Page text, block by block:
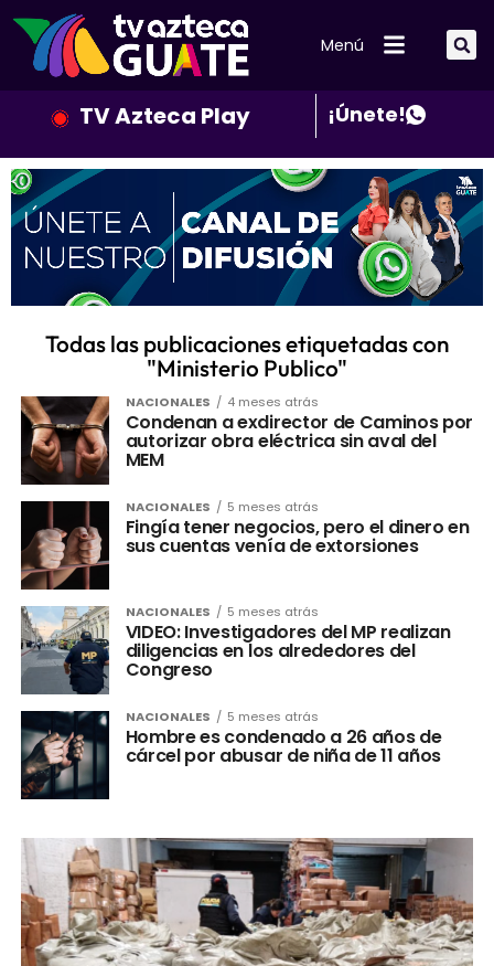
Menú
TV Azteca Play ¡Únete!
Todas las publicaciones etiquetadas con
"Ministerio Publico"
NACIONALES 4 meses atrás
Condenan a exdirector de Caminos por
autorizar obra eléctrica sin aval del
MEM
NACIONALES 5 meses atrás
Fingía tener negocios, pero el dinero en
sus cuentas venía de extorsiones
NACIONALES 5 meses atrás
VIDEO: Investigadores del MP realizan
diligencias en los alrededores del
Congreso
NACIONALES 5 meses atrás
Hombre es condenado a 26 años de
cárcel por abusar de niña de 11 años